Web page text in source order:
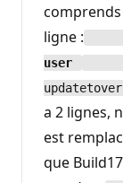
ligne :
user
a 2 lignes,
est
que